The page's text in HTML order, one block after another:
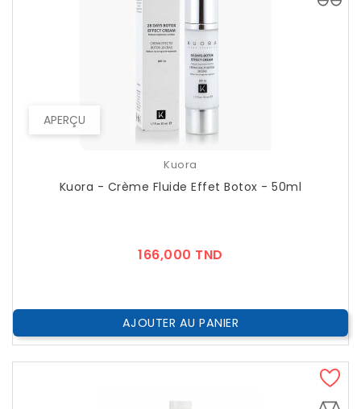
APERÇU
Kuora
Kuora - Crème Fluide Effet Botox - 50ml
166,000 TND
AJOUTER AU PANIER